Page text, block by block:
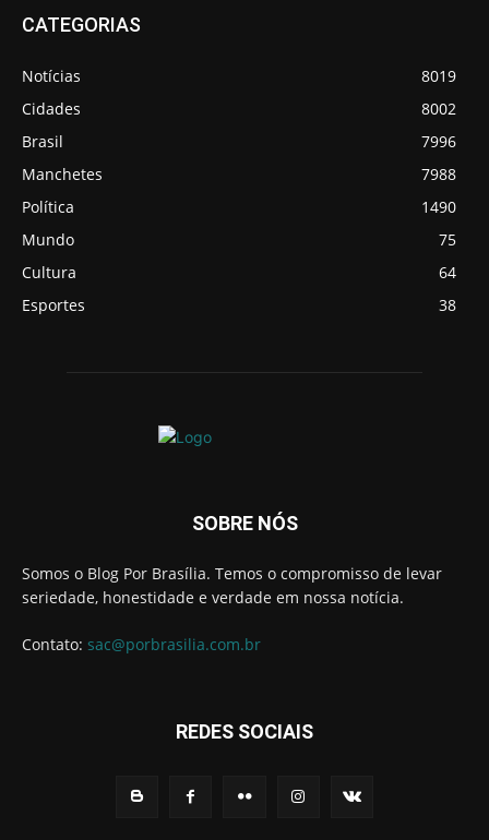
CATEGORIAS
Notícias
8019
Cidades
8002
Brasil
7996
Manchetes
7988
Política
1490
Mundo
75
Cultura
64
Esportes
38
SOBRE NÓS
Somos o Blog Por Brasília. Temos o compromisso de levar
seriedade, honestidade e verdade em nossa notícia.
Contato: sac@porbrasilia.com.br
REDES SOCIAIS